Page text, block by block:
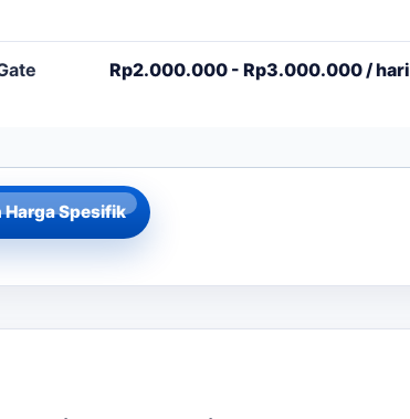
Rp2.000.000 - Rp3.000.000 / hari
Spesifik